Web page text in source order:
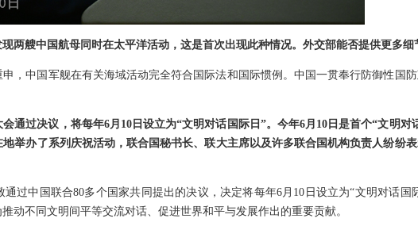
两艘中国航母同时在太平洋活动，这是首次出现此种情况。外交部能否提供更多细
，中国军舰在有关海域活动完全符合国际法和国际惯例。中国一贯奉行防御性国
通过决议，将每年6月10日设立为“文明对话国际日”。今年6月10日是首个“文明对
举办了系列庆祝活动，联合国秘书长、联大主席以及许多联合国机构负责人纷纷
过中国联合80多个国家共同提出的决议，决定将每年6月10日设立为“文明对话国
动不同文明间平等交流对话、促进世界和平与发展作出的重要贡献。